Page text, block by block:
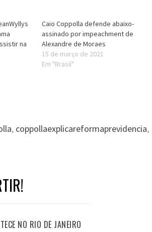
na
Caio Coppolla defende abaixo-
assinado por impeachment de
Alexandre de Moraes
15 de março de 2021
Em "Brasil"
, coppollaexplicareformaprevidencia,
NO RIO DE JANEIRO